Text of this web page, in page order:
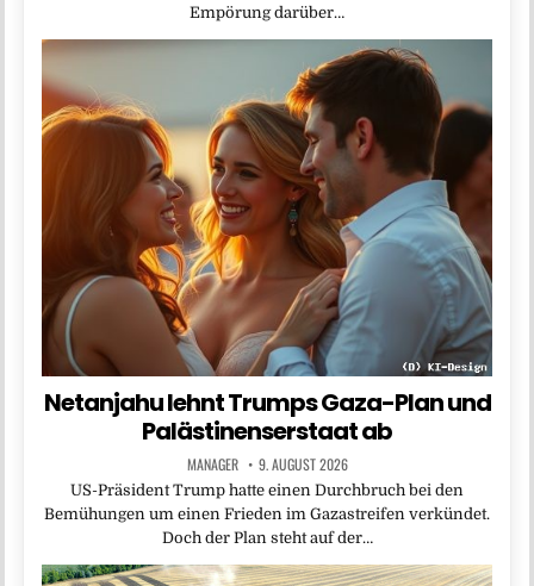
Empörung darüber…
Netanjahu lehnt Trumps Gaza-Plan und
Palästinenserstaat ab
MANAGER 9. AUGUST 2026
US-Präsident Trump hatte einen Durchbruch bei den
Bemühungen um einen Frieden im Gazastreifen verkündet.
Doch der Plan steht auf der…